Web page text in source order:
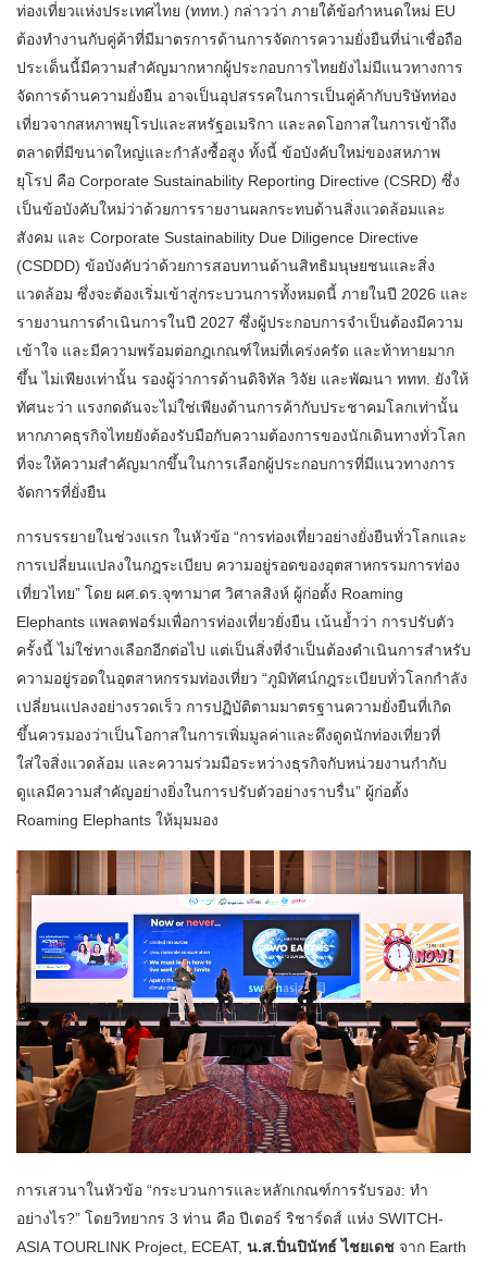
ท่องเที่ยวแห่งประเทศไทย (ททท.) กล่าวว่า ภายใต้ข้อกำหนดใหม่ EU
ต้องทำงานกับคู่ค้าที่มีมาตรการด้านการจัดการความยั่งยืนที่น่าเชื่อถือ
ประเด็นนี้มีความสำคัญมากหากผู้ประกอบการไทยยังไม่มีแนวทางการ
จัดการด้านความยั่งยืน อาจเป็นอุปสรรคในการเป็นคู่ค้ากับบริษัทท่อง
เที่ยวจากสหภาพยุโรปและสหรัฐอเมริกา และลดโอกาสในการเข้าถึง
ตลาดที่มีขนาดใหญ่และกำลังซื้อสูง ทั้งนี้ ข้อบังคับใหม่ของสหภาพ
ยุโรป คือ Corporate Sustainability Reporting Directive (CSRD) ซึ่ง
เป็นข้อบังคับใหม่ว่าด้วยการรายงานผลกระทบด้านสิ่งแวดล้อมและ
สังคม และ Corporate Sustainability Due Diligence Directive
(CSDDD) ข้อบังคับว่าด้วยการสอบทานด้านสิทธิมนุษยชนและสิ่ง
แวดล้อม ซึ่งจะต้องเริ่มเข้าสู่กระบวนการทั้งหมดนี้ ภายในปี 2026 และ
รายงานการดำเนินการในปี 2027 ซึ่งผู้ประกอบการจำเป็นต้องมีความ
เข้าใจ และมีความพร้อมต่อกฎเกณฑ์ใหม่ที่เคร่งครัด และท้าทายมาก
ขึ้น ไม่เพียงเท่านั้น รองผู้ว่าการด้านดิจิทัล วิจัย และพัฒนา ททท. ยังให้
ทัศนะว่า แรงกดดันจะไม่ใช่เพียงด้านการค้ากับประชาคมโลกเท่านั้น
หากภาคธุรกิจไทยยังต้องรับมือกับความต้องการของนักเดินทางทั่วโลก
ที่จะให้ความสำคัญมากขึ้นในการเลือกผู้ประกอบการที่มีแนวทางการ
จัดการที่ยั่งยืน
การบรรยายในช่วงแรก ในหัวข้อ “การท่องเที่ยวอย่างยั่งยืนทั่วโลกและ
การเปลี่ยนแปลงในกฎระเบียบ ความอยู่รอดของอุตสาหกรรมการท่อง
เที่ยวไทย” โดย ผศ.ดร.จุฑามาศ วิศาลสิงห์ ผู้ก่อตั้ง Roaming
Elephants แพลตฟอร์มเพื่อการท่องเที่ยวยั่งยืน เน้นย้ำว่า การปรับตัว
ครั้งนี้ ไม่ใช่ทางเลือกอีกต่อไป แต่เป็นสิ่งที่จำเป็นต้องดำเนินการสำหรับ
ความอยู่รอดในอุตสาหกรรมท่องเที่ยว “ภูมิทัศน์กฎระเบียบทั่วโลกกำลัง
เปลี่ยนแปลงอย่างรวดเร็ว การปฏิบัติตามมาตรฐานความยั่งยืนที่เกิด
ขึ้นควรมองว่าเป็นโอกาสในการเพิ่มมูลค่าและดึงดูดนักท่องเที่ยวที่
ใส่ใจสิ่งแวดล้อม และความร่วมมือระหว่างธุรกิจกับหน่วยงานกำกับ
ดูแลมีความสำคัญอย่างยิ่งในการปรับตัวอย่างราบรื่น” ผู้ก่อตั้ง
Roaming Elephants ให้มุมมอง
การเสวนาในหัวข้อ “กระบวนการและหลักเกณฑ์การรับรอง: ทำ
อย่างไร?” โดยวิทยากร 3 ท่าน คือ ปีเตอร์ ริชาร์ดส์ แห่ง SWITCH-
ASIA TOURLINK Project, ECEAT, น.ส.ปิ่นปินัทธ์ ไชยเดช จาก Earth